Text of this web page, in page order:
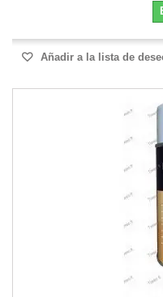
Añadir a la lista de